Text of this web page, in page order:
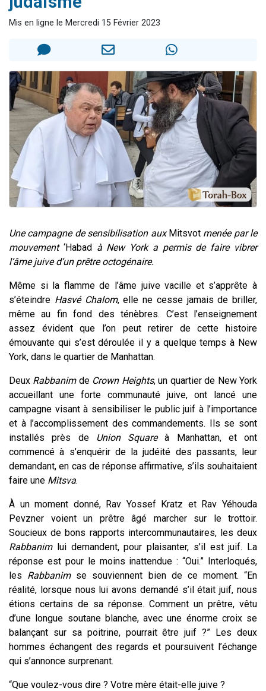
Eva vient de donner son Maasser
3 personnes viennent de faire un don pour Événements Torah-Box
Mis en ligne le Mercredi 15 Février 2023
Une campagne de sensibilisation auxMitsvot menée par le
mouvement ‘Habad à New York a permis de faire vibrer
l’âme juive d’un prêtre octogénaire.
Même si la flamme de l’âme juive vacille et s’apprête à
s’éteindre Hasvé Chalom, elle ne cesse jamais de briller,
même au fin fond des ténèbres. C’est l’enseignement
assez évident que l’on peut retirer de cette histoire
émouvante qui s’est déroulée il y a quelque temps à New
York, dans le quartier de Manhattan.
Deux Rabbanim de Crown Heights, un quartier de New York
accueillant une forte communauté juive, ont lancé une
campagne visant à sensibiliser le public juif à l’importance
et à l’accomplissement des commandements. Ils se sont
installés près de Union Squareà Manhattan, et ont
commencé à s’enquérir de la judéité des passants, leur
demandant, en cas de réponse affirmative, s’ils souhaitaient
faire une Mitsva.
À un moment donné, Rav Yossef Kratz et Rav Yéhouda
Pevzner voient un prêtre âgé marcher sur le trottoir.
Soucieux de bons rapports intercommunautaires, les deux
Rabbanimlui demandent, pour plaisanter, s’il est juif. La
réponse est pour le moins inattendue : “Oui.” Interloqués,
les Rabbanim se souviennent bien de ce moment. “En
réalité, lorsque nous lui avons demandé s’il était juif, nous
étions certains de sa réponse. Comment un prêtre, vêtu
d’une longue soutane blanche, avec une énorme croix se
balançant sur sa poitrine, pourrait être juif ?” Les deux
hommes échangent des regards et poursuivent l’échange
qui s’annonce surprenant.
“Que voulez-vous dire ? Votre mère était-elle juive ?